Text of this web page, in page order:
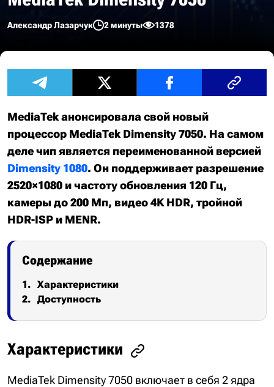
Александр Лазарчук 2 минуты 1378
MediaTek анонсировала свой новый
процессор MediaTek Dimensity 7050. На самом
деле чип является переименованной версией
Dimensity 1080. Он поддерживает разрешение
2520×1080 и частоту обновления 120 Гц,
камеры до 200 Мп, видео 4K HDR, тройной
HDR-ISP и MENR.
Содержание
Характеристики
Доступность
Характеристики
MediaTek Dimensity 7050 включает в себя 2 ядра